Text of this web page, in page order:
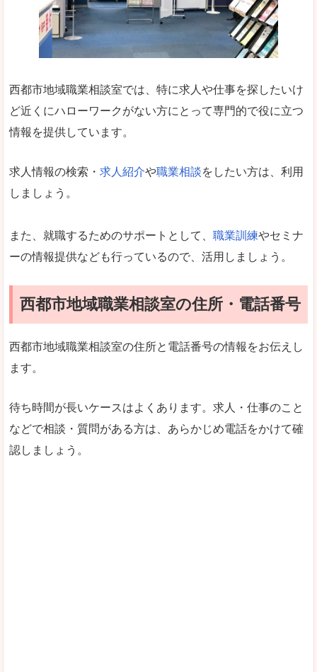
西都市地域職業相談室では、特に求人や仕事を探したいけ
ど近くにハローワークがない方にとって専門的で役に立つ
情報を提供しています。
求人情報の検索・ 求人紹介や職業相談をしたい方は、利用
しましょう。
また、就職するためのサポートとして、 職業訓練やセミナ
ーの情報提供なども行っているので、活用しましょう。
西都市地域職業相談室の住所・電話番号
西都市地域職業相談室の住所と電話番号の情報をお伝えし
ます。
待ち時間が長いケースはよくあります。求人・仕事のこと
などで相談・質問がある方は、あらかじめ電話をかけて確
認しましょう。